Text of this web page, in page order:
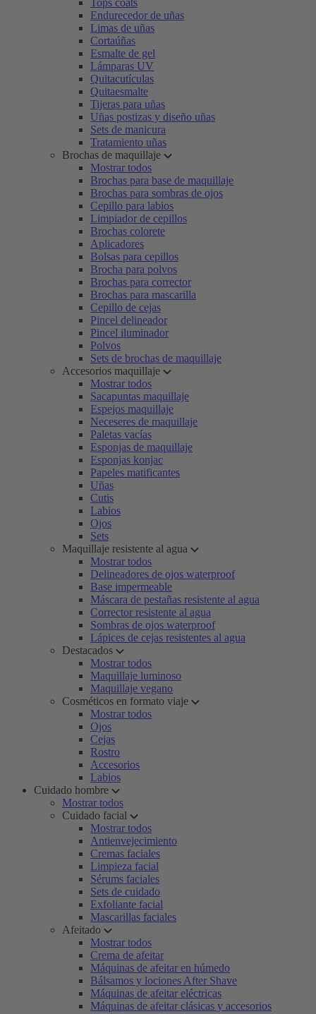
Tops coats
Endurecedor de uñas
Limas de uñas
Cortaúñas
Esmalte de gel
Lámparas UV
Quitacutículas
Quitaesmalte
Tijeras para uñas
Uñas postizas y diseño uñas
Sets de manicura
Tratamiento uñas
Brochas de maquillaje
Mostrar todos
Brochas para base de maquillaje
Brochas para sombras de ojos
Cepillo para labios
Limpiador de cepillos
Brochas colorete
Aplicadores
Bolsas para cepillos
Brocha para polvos
Brochas para corrector
Brochas para mascarilla
Cepillo de cejas
Pincel delineador
Pincel iluminador
Polvos
Sets de brochas de maquillaje
Accesorios maquillaje
Mostrar todos
Sacapuntas maquillaje
Espejos maquillaje
Neceseres de maquillaje
Paletas vacías
Esponjas de maquillaje
Esponjas konjac
Papeles matificantes
Uñas
Cutis
Labios
Ojos
Sets
Maquillaje resistente al agua
Mostrar todos
Delineadores de ojos waterproof
Base impermeable
Máscara de pestañas resistente al agua
Corrector resistente al agua
Sombras de ojos waterproof
Lápices de cejas resistentes al agua
Destacados
Mostrar todos
Maquillaje luminoso
Maquillaje vegano
Cosméticos en formato viaje
Mostrar todos
Ojos
Cejas
Rostro
Accesorios
Labios
Cuidado hombre
Mostrar todos
Cuidado facial
Mostrar todos
Antienvejecimiento
Cremas faciales
Limpieza facial
Sérums faciales
Sets de cuidado
Exfoliante facial
Mascarillas faciales
Afeitado
Mostrar todos
Crema de afeitar
Máquinas de afeitar en húmedo
Bálsamos y lociones After Shave
Máquinas de afeitar eléctricas
Máquinas de afeitar clásicas y accesorios